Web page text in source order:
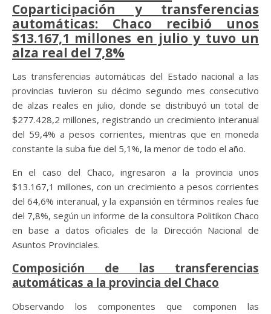
Coparticipación y transferencias
automáticas: Chaco recibió unos
$13.167,1 millones en julio y tuvo un
alza real del 7,8%
Las transferencias automáticas del Estado nacional a las
provincias tuvieron su décimo segundo mes consecutivo
de alzas reales en julio, donde se distribuyó un total de
$277.428,2 millones, registrando un crecimiento interanual
del 59,4% a pesos corrientes, mientras que en moneda
constante la suba fue del 5,1%, la menor de todo el año.
En el caso del Chaco, ingresaron a la provincia unos
$13.167,1 millones, con un crecimiento a pesos corrientes
del 64,6% interanual, y la expansión en términos reales fue
del 7,8%, según un informe de la consultora Politikon Chaco
en base a datos oficiales de la Dirección Nacional de
Asuntos Provinciales.
Composición de las transferencias
automáticas a la provincia del Chaco
Observando los componentes que componen las